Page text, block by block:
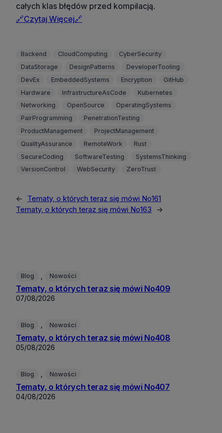
całych klas błędów przed kompilacją.
🔗Czytaj Więcej🔗
Backend CloudComputing
CyberSecurity
DataStorage
DesignPatterns
DeveloperTooling
DevEx
EmbeddedSystems Encryption
GitHub
Hardware
InfrastructureAsCode
Kubernetes
Networking
OpenSource
OperatingSystems
PairProgramming
PenetrationTesting
ProductManagement
ProjectManagement
QualityAssurance
RemoteWork
Rust
SecureCoding
SoftwareTesting
SystemsThinking
VersionControl
WebSecurity ZeroTrust
←
Tematy, o których teraz się mówi No161
Tematy, o których teraz się mówi No163
→
Blog Nowości
Tematy, o których teraz się mówi No409
07/08/2026
Blog Nowości
Tematy, o których teraz się mówi No408
05/08/2026
Blog Nowości
Tematy, o których teraz się mówi No407
04/08/2026